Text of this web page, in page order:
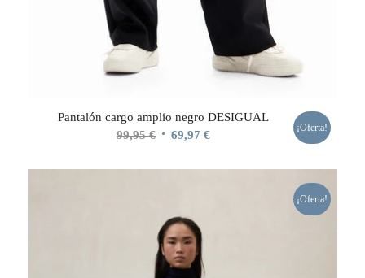
Pantalón cargo amplio negro DESIGUAL
99,95€ El
original
69,97 €El
actual
¡Oferta!
¡Oferta!